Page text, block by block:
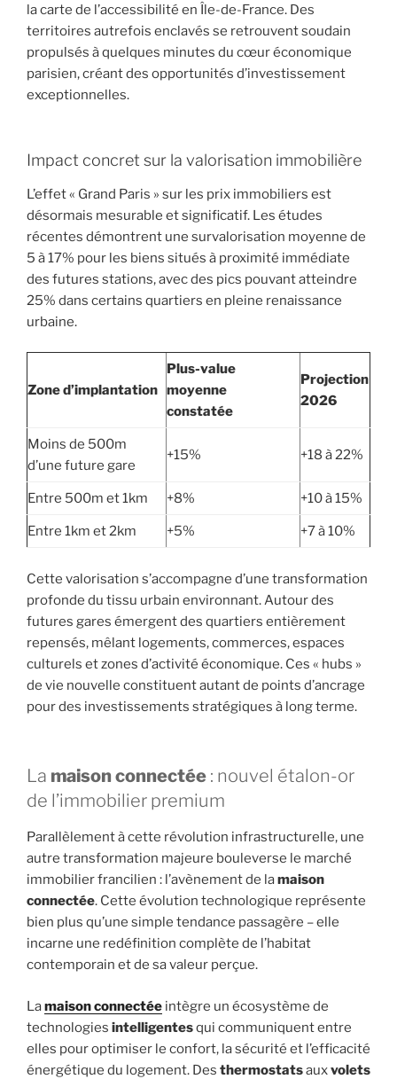
la carte de l’accessibilité en Île-de-France. Des
territoires autrefois enclavés se retrouvent soudain
propulsés à quelques minutes du cœur économique
parisien, créant des opportunités d’investissement
exceptionnelles.
Impact concret sur la valorisation immobilière
L’effet « Grand Paris » sur les prix immobiliers est
désormais mesurable et significatif. Les études
récentes démontrent une survalorisation moyenne de
5 à 17% pour les biens situés à proximité immédiate
des futures stations, avec des pics pouvant atteindre
25% dans certains quartiers en pleine renaissance
urbaine.
Zone d’implantation
Plus-value
moyenne
constatée
Projection
2026
Moins de 500m
d’une future gare
+15% +18 à 22%
Entre 500m et 1km +8% +10 à 15%
Entre 1km et 2km +5% +7 à 10%
Cette valorisation s’accompagne d’une transformation
profonde du tissu urbain environnant. Autour des
futures gares émergent des quartiers entièrement
repensés, mêlant logements, commerces, espaces
culturels et zones d’activité économique. Ces « hubs »
de vie nouvelle constituent autant de points d’ancrage
pour des investissements stratégiques à long terme.
La maison connectée : nouvel étalon-or
de l’immobilier premium
Parallèlement à cette révolution infrastructurelle, une
autre transformation majeure bouleverse le marché
immobilier francilien : l’avènement de lamaison
connectée. Cette évolution technologique représente
bien plus qu’une simple tendance passagère – elle
incarne une redéfinition complète de l’habitat
contemporain et de sa valeur perçue.
Lamaison connectée intègre un écosystème de
technologies intelligentesqui communiquent entre
elles pour optimiser le confort, la sécurité et l’efficacité
énergétique du logement. Des thermostatsauxvolets